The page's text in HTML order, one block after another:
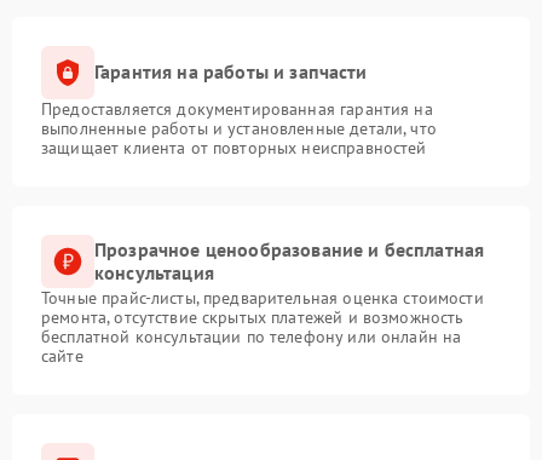
Гарантия на работы и запчасти
Предоставляется документированная гарантия на
выполненные работы и установленные детали, что
защищает клиента от повторных неисправностей
Прозрачное ценообразование и бесплатная
консультация
Точные прайс-листы, предварительная оценка стоимости
ремонта, отсутствие скрытых платежей и возможность
бесплатной консультации по телефону или онлайн на
сайте